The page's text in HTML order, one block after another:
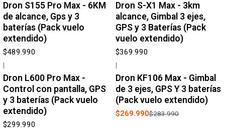
Dron S155 Pro Max - 6KM
de alcance, Gps y 3
baterías (Pack vuelo
extendido)
$489.990
Dron S-X1 Max - 3km
alcance, Gimbal 3 ejes,
GPS y 3 Baterías (Pack
vuelo extendido)
$369.990
Dron L600 Pro Max -
Control con pantalla, GPS
y 3 baterías (Pack vuelo
extendido)
$299.990
Agotado
Dron KF106 Max - Gimbal
de 3 ejes, GPS Y 3 baterías
(Pack vuelo extendido)
$269.990$283.990